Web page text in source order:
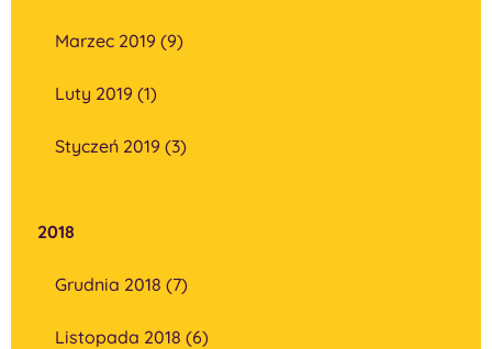
Marzec 2019 (9)
Luty 2019 (1)
Styczeń 2019 (3)
2018
Grudnia 2018 (7)
Listopada 2018 (6)